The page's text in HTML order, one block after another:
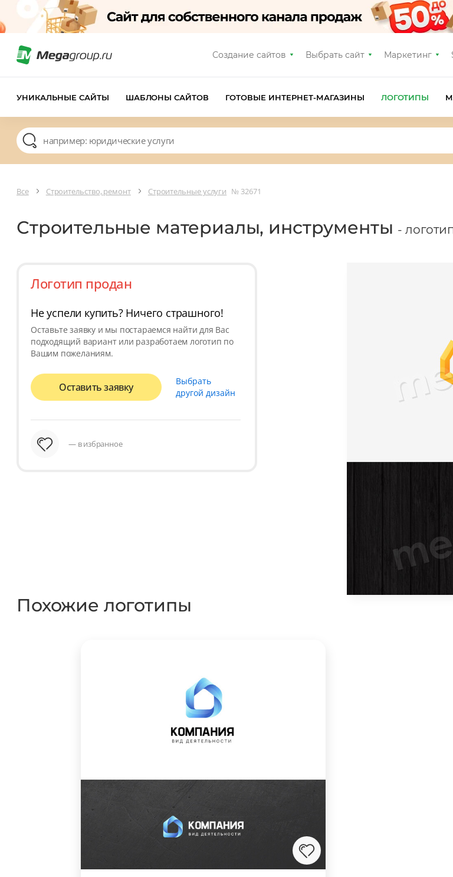
Создание сайтов Выбрать сайт Маркетинг
УНИКАЛЬНЫЕ САЙТЫ ШАБЛОНЫ САЙТОВ ГОТОВЫЕ ИНТЕРНЕТ-МАГАЗИНЫ ЛОГОТИПЫ
Все Строительство, ремонт Строительные услуги № 32671
Строительные материалы, инструменты -
Логотип продан
Не успели купить? Ничего страшного!
Оставьте заявку и мы постараемся найти для Вас
подходящий вариант или разработаем логотип по
Вашим пожеланиям.
Оставить заявку
Выбрать
другой дизайн
— в избранное
Похожие логотипы